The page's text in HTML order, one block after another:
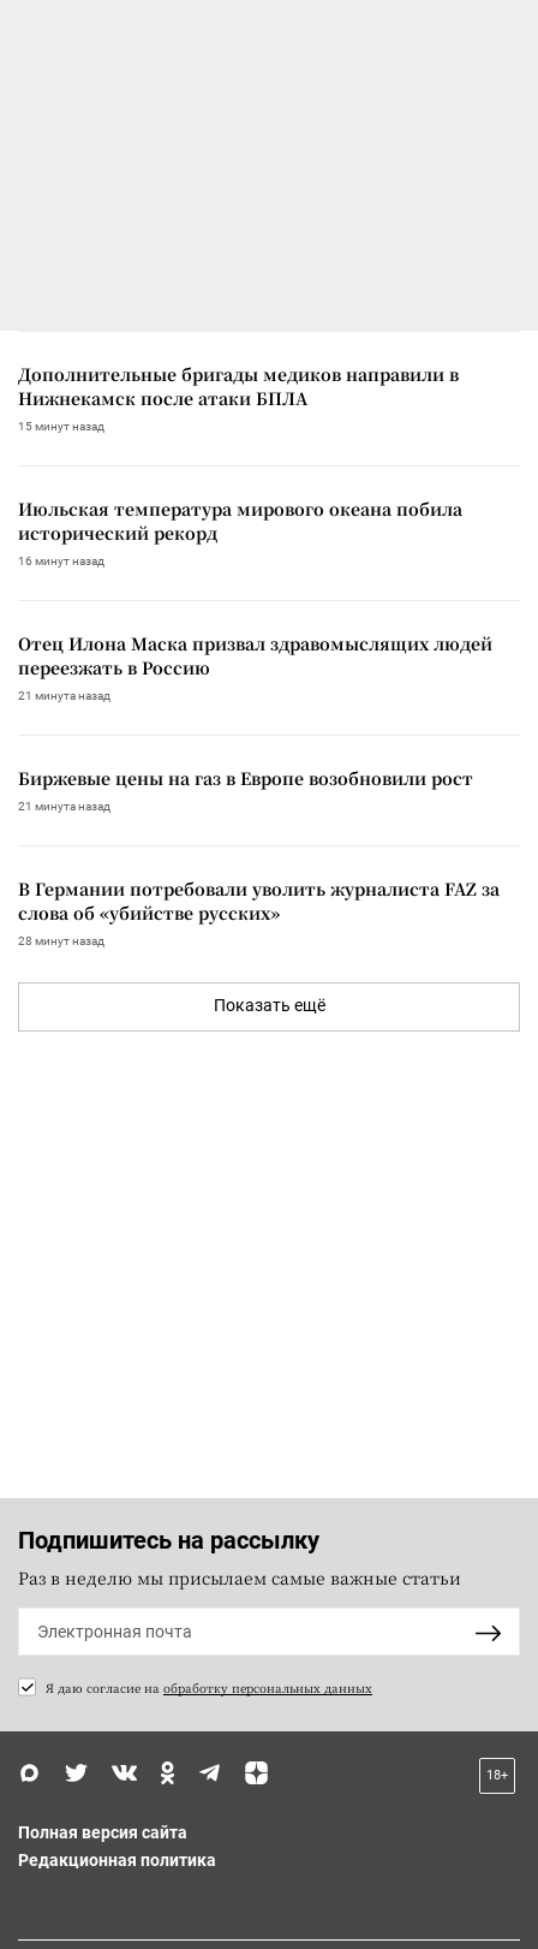
Дополнительные бригады медиков направили в
Нижнекамск после атаки БПЛА
15 минут назад
Июльская температура мирового океана побила
исторический рекорд
16 минут назад
Отец Илона Маска призвал здравомыслящих людей
переезжать в Россию
21 минута назад
Биржевые цены на газ в Европе возобновили рост
21 минута назад
В Германии потребовали уволить журналиста FAZ за
слова об «убийстве русских»
28 минут назад
Показать ещё
Подпишитесь на рассылку
Раз в неделю мы присылаем самые важные статьи
Я даю согласие на обработку персональных данных
18+
Полная версия сайта
Редакционная политика